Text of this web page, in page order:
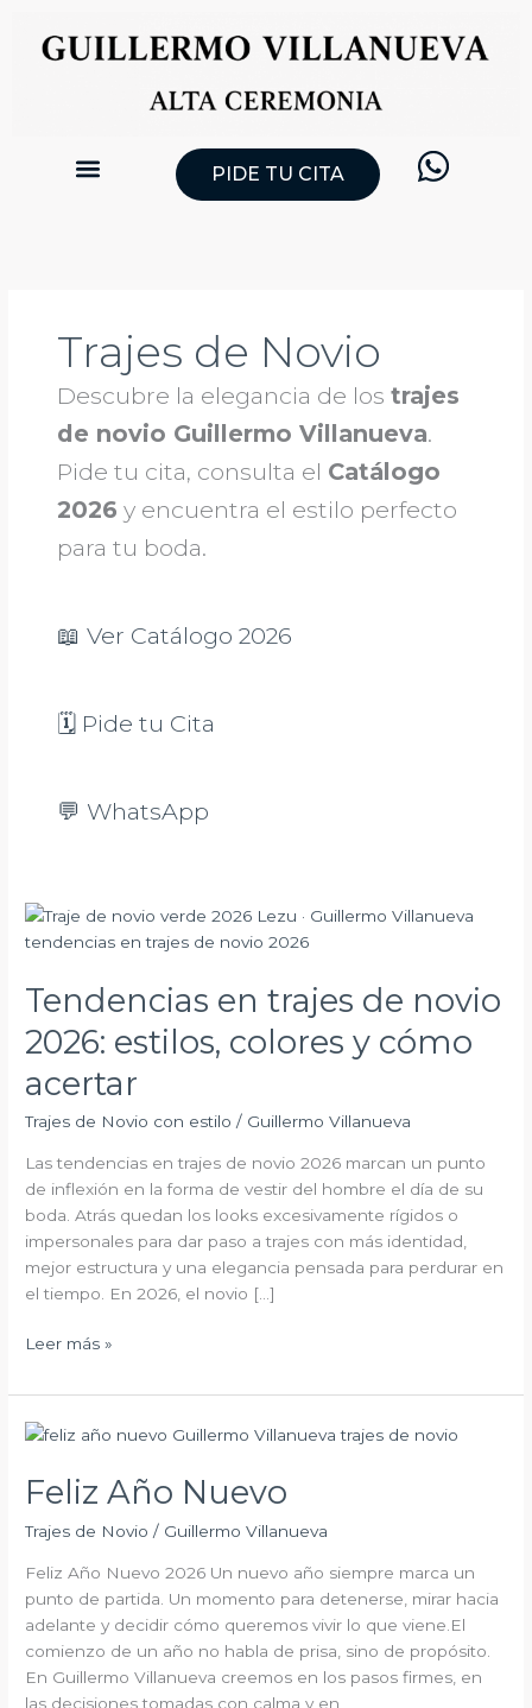
contenido
PIDE TU CITA
Trajes de Novio
Descubre la elegancia de lostrajes
de novio Guillermo Villanueva.
Pide tu cita, consulta el Catálogo
2026 y encuentra el estilo perfecto
para tu boda.
📖 Ver Catálogo 2026
🗓️ Pide tu Cita
💬 WhatsApp
Tendencias en trajes de novio
2026: estilos, colores y cómo
acertar
Trajes de Novio con estilo / Guillermo Villanueva
Las tendencias en trajes de novio 2026 marcan un punto
de inflexión en la forma de vestir del hombre el día de su
boda. Atrás quedan los looks excesivamente rígidos o
impersonales para dar paso a trajes con más identidad,
mejor estructura y una elegancia pensada para perdurar en
el tiempo. En 2026, el novio […]
Tendencias
en
de
2026:
colores
y
Leer más »
Feliz Año Nuevo
Trajes de Novio / Guillermo Villanueva
Feliz Año Nuevo 2026 Un nuevo año siempre marca un
punto de partida. Un momento para detenerse, mirar hacia
adelante y decidir cómo queremos vivir lo que viene.El
comienzo de un año no habla de prisa, sino de propósito.
En Guillermo Villanueva creemos en los pasos firmes, en
las decisiones tomadas con calma y en
Feliz
Nuevo